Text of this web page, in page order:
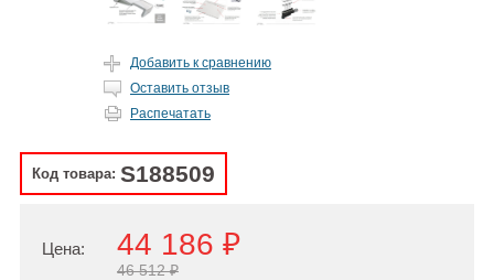
Добавить к сравнению
Оставить отзыв
Распечатать
Код товара: S188509
Цена: 44 186 ₽
46 512 ₽